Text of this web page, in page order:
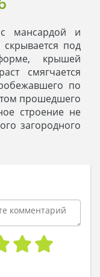
с мансардой и
под
крышей
смягчается
по
прошедшего
строение не
загородного
пригожесть
дома гараж
условиях
Для приема
в проекте
Все
и столовая
рядом, что